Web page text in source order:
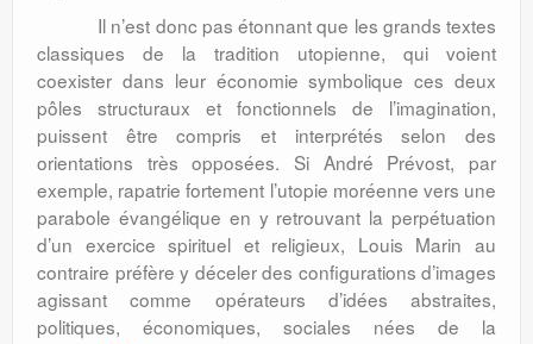
Il n’est donc pas étonnant que les grands textes
classiques de la tradition utopienne, qui voient
coexister dans leur économie symbolique ces deux
pôles structuraux et fonctionnels de l’imagination,
puissent être compris et interprétés selon des
orientations très opposées. Si André Prévost, par
exemple, rapatrie fortement l’utopie moréenne vers une
parabole évangélique en y retrouvant la perpétuation
d’un exercice spirituel et religieux, Louis Marin au
contraire préfère y déceler des configurations d’images
agissant comme opérateurs d’idées abstraites,
politiques, économiques, sociales nées de la